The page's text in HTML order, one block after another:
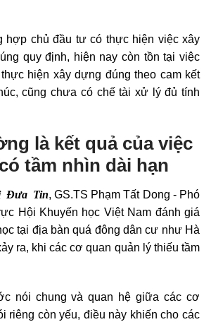
hợp chủ đầu tư có thực hiện việc xây
quy định, hiện nay còn tồn tại việc
hiện xây dựng đúng theo cam kết
cũng chưa có chế tài xử lý đủ tính
là kết quả của việc
tầm nhìn dài hạn
Đưa Tin, GS.TS Phạm Tất Dong - Phó
Hội Khuyến học Việt Nam đánh giá
tại địa bàn quá đông dân cư như Hà
ra, khi các cơ quan quản lý thiếu tầm
nói chung và quan hệ giữa các cơ
riêng còn yếu, điều này khiến cho các